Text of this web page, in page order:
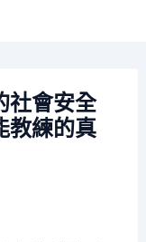
社會安全
教練的真